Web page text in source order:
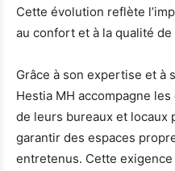
Cette évolution reflète
au confort et à la qualité de
Grâce à son expertise et à
Hestia MH accompagne
de leurs bureaux et locaux
garantir des espaces
entretenus. Cette